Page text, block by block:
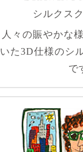
シルクス
人々の賑やかな
いた3D仕様のシ
で